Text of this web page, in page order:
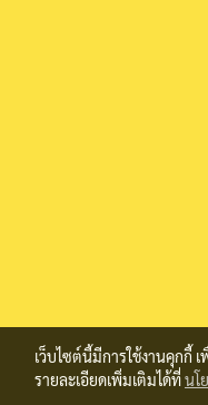
เว็บไซต์นี้มีการใช้งานคุกกี้
รายละเอียดเพิ่มเติมได้ที่นโ